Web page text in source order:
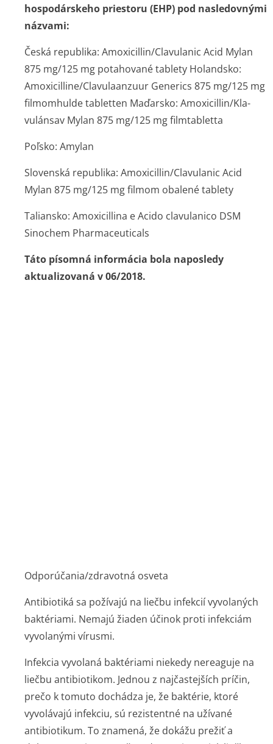
hospodárskeho priestoru (EHP) pod nasledovnými
názvami:
Česká republika: Amoxicillin/Cla­vulanic Acid Mylan
875 mg/125 mg potahované tablety Holandsko:
Amoxicilline/Cla­vulaanzuur Generics 875 mg/125 mg
filmomhulde tabletten Maďarsko: Amoxicillin/Kla­
vulánsav Mylan 875 mg/125 mg filmtabletta
Poľsko: Amylan
Slovenská republika: Amoxicillin/Cla­vulanic Acid
Mylan 875 mg/125 mg filmom obalené tablety
Taliansko: Amoxicillina e Acido clavulanico DSM
Sinochem Pharmaceuticals
Táto písomná informácia bola naposledy
aktualizovaná v 06/2018.
stanú rezistentnými.
Ak vám lekár predpíše antibiotikum, je určené iba na
liečbu vášho súčasného ochorenia. Venujte
pozornosť nasledujúcim odporúčaniam, aby ste
pomohli predísť objaveniu sa rezistentných baktérií,
ktoré môžu zabrániť účinkovaniu antibiotika.
1. Je veľmi dôležité, aby ste antibiotikum užívali
v správnej dávke, v správnom čase a počas
správneho počtu dní. Prečítajte si pokyny